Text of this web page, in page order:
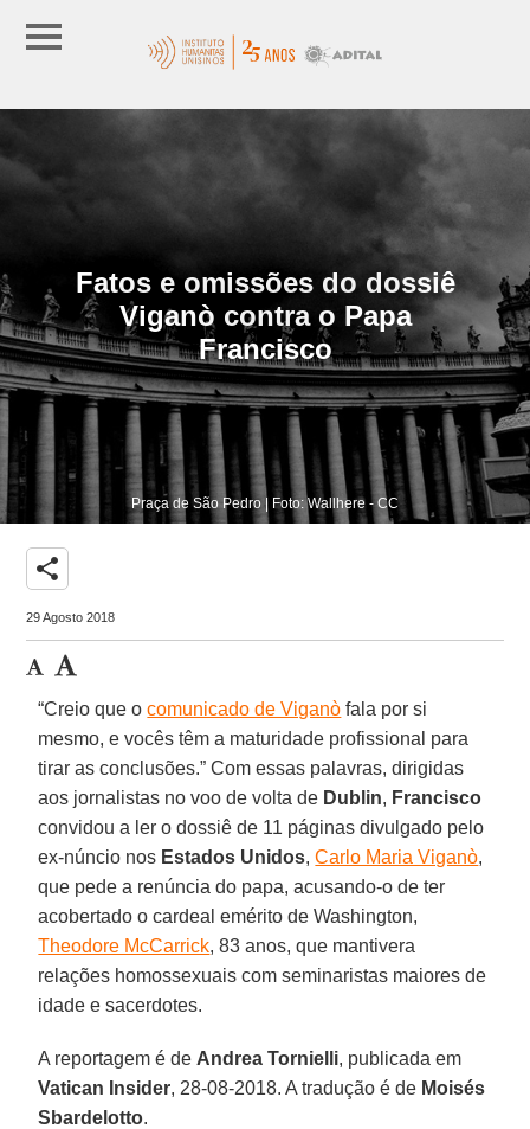
Fatos e omissões do dossiê
Viganò contra o Papa
Francisco
Praça de São Pedro | Foto: Wallhere - CC
share
29 Agosto 2018
“Creio que ocomunicado de Viganò fala por si
mesmo, e vocês têm a maturidade profissional para
tirar as conclusões.” Com essas palavras, dirigidas
aos jornalistas no voo de volta de Dublin, Francisco
convidou a ler o dossiê de 11 páginas divulgado pelo
ex-núncio nos Estados Unidos,Carlo Maria Viganò,
que pede a renúncia do papa, acusando-o de ter
acobertado o cardeal emérito de Washington,
Theodore McCarrick, 83 anos, que mantivera
relações homossexuais com seminaristas maiores de
idade e sacerdotes.
A reportagem é de Andrea Tornielli, publicada em
Vatican Insider, 28-08-2018. A tradução é de Moisés
Sbardelotto.